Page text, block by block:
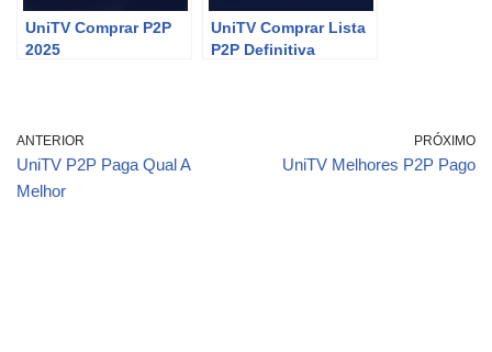
UniTV Comprar P2P
2025
UniTV Comprar Lista
P2P Definitiva
ANTERIOR
UniTV P2P Paga Qual A
Melhor
PRÓXIMO
UniTV Melhores P2P Pago